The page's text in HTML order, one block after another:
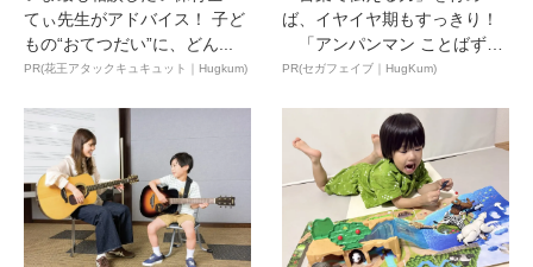
てぃ先生がアドバイス！ 子ど
もの“おてつだい”に、どん...
PR(花王アタックキュキュット｜Hugkum)
ば、イヤイヤ期もすっきり！
「アンパンマン ことばずか
ん...
PR(セガフェイブ｜HugKum)